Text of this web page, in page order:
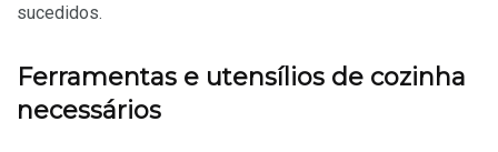
sucedidos.
Ferramentas e utensílios de cozinha
necessários